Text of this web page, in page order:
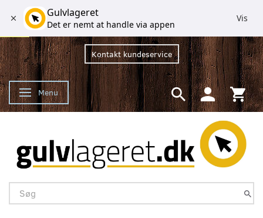
Kontakt kundeservice
Skifte navigation
Menu
Gulvlageret
Det er nemt at handle via appen
Vis